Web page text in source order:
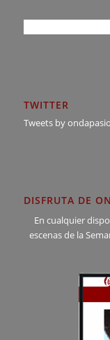
TWITTER
Tweets by
DISFRUTA DE
En cualquier
escenas de la